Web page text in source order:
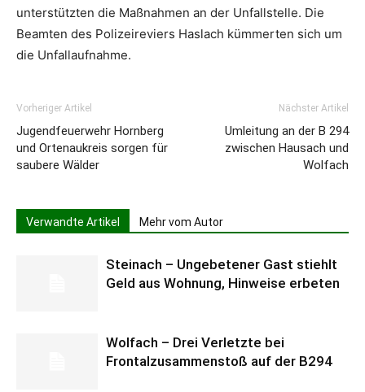
unterstützten die Maßnahmen an der Unfallstelle. Die
Beamten des Polizeireviers Haslach kümmerten sich um
die Unfallaufnahme.
Vorheriger Artikel
Jugendfeuerwehr Hornberg
und Ortenaukreis sorgen für
saubere Wälder
Nächster Artikel
Umleitung an der B 294
zwischen Hausach und
Wolfach
Verwandte Artikel Mehr vom Autor
Steinach – Ungebetener Gast stiehlt
Geld aus Wohnung, Hinweise erbeten
Wolfach – Drei Verletzte bei
Frontalzusammenstoß auf der B294